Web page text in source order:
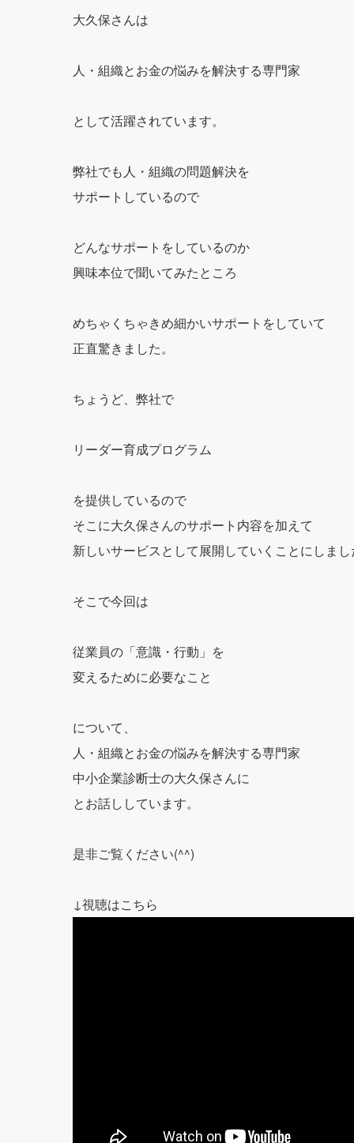
大久保さんは
人・組織とお金の悩みを解決する専門家
として活躍されています。
弊社でも人・組織の問題解決を
サポートしているので
どんなサポートをしているのか
興味本位で聞いてみたところ
めちゃくちゃきめ細かいサポートをしていて
正直驚きました。
ちょうど、弊社で
リーダー育成プログラム
を提供しているので
そこに大久保さんのサポート内容を加えて
新しいサービスとして展開していくことにしま
そこで今回は
従業員の「意識・行動」を
変えるために必要なこと
について、
人・組織とお金の悩みを解決する専門家
中小企業診断士の大久保さんに
とお話ししています。
是非ご覧ください(^^)
↓視聴はこちら